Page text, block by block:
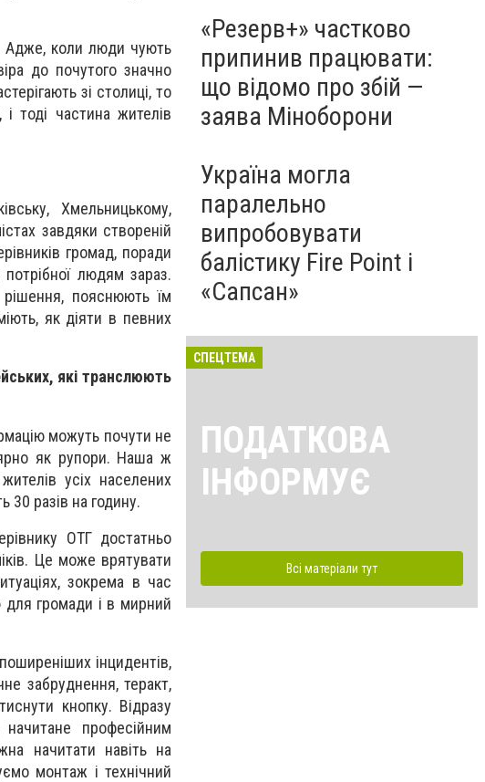
Адже, коли люди чують
до почутого значно
зі столиці, то
частина жителів
Хмельницькому,
завдяки створеній
громад, поради
людям зараз.
рішення, пояснюють їм
як діяти в певних
які транслюють
можуть почути не
як рупори. Наша ж
усіх населених
30 разів на годину.
ОТГ достатньо
Це може врятувати
зокрема в час
для громади і в мирний
інцидентів,
забруднення, теракт,
кнопку. Відразу
професійним
начитати навіть на
монтаж і технічний
«Резерв+» частково
припинив працювати:
що відомо про збій —
заява Міноборони
Україна могла
паралельно
випробовувати
балістику Fire Point і
«Сапсан»
СПЕЦТЕМА
ПОДАТКОВА
ІНФОРМУЄ
Всі матеріали тут